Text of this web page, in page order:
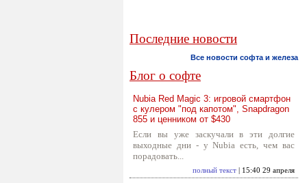
Последние новости
Все новости софта и железа
Блог о софте
Nubia Red Magic 3: игровой смартфон
с кулером "под капотом", Snapdragon
855 и ценником от $430
Если вы уже заскучали в эти долгие
выходные дни - у Nubia есть, чем вас
порадовать...
полный текст | 15:40 29 апреля